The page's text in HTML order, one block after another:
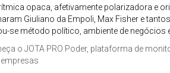
opaca, afetivamente polarizadora e
Giuliano da Empoli, Max Fisher e
se método político, ambiente de negócios
o JOTA PRO Poder, plataforma de